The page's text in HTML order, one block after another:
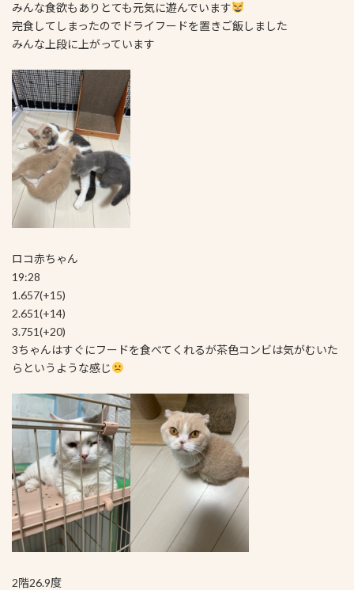
みんな食欲もありとても元気に遊んでいます
完食してしまったのでドライフードを置きご飯しました
みんな上段に上がっています
ロコ赤ちゃん
19:28
1.657(+15)
2.651(+14)
3.751(+20)
3ちゃんはすぐにフードを食べてくれるが茶色コンビは気がむいた
らというような感じ
2階26.9度